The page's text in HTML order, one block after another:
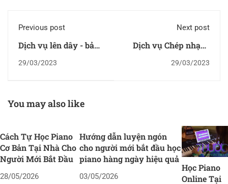
Previous post
Dịch vụ lên dây - bảo
piano
29/03/2023
Next post
Dịch vụ Chép nhạc -
29/03/2023
You may also like
Cách Tự Học Piano
Cơ Bản Tại Nhà Cho
Người Mới Bắt Đầu
28/05/2026
Hướng dẫn luyện ngón
cho người mới bắt đầu học
piano hàng ngày hiệu quả
03/05/2026
Học Piano
Online Tại